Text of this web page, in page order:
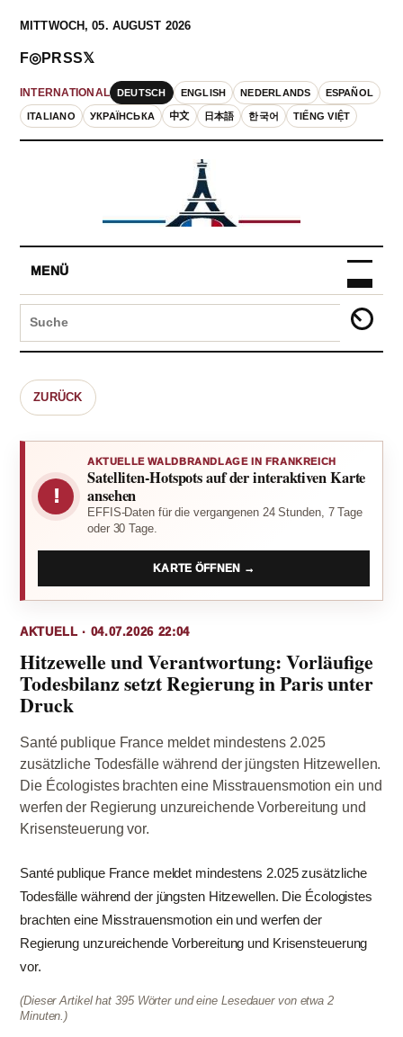
MITTWOCH, 05. AUGUST 2026
INTERNATIONAL DEUTSCH ENGLISH NEDERLANDS ESPAÑOL
ITALIANO УКРАЇНСЬКА 中文 日本語 한국어 TIẾNG VIỆT
F◎PRSS𝕏
MENÜ
ZURÜCK
!
AKTUELLE WALDBRANDLAGE IN FRANKREICH
Satelliten-Hotspots auf der interaktiven Karte
ansehen
EFFIS-Daten für die vergangenen 24 Stunden, 7 Tage
oder 30 Tage.
KARTE ÖFFNEN →
AKTUELL · 04.07.2026 22:04
Hitzewelle und Verantwortung: Vorläufige
Todesbilanz setzt Regierung in Paris unter
Druck
Santé publique France meldet mindestens 2.025
zusätzliche Todesfälle während der jüngsten Hitzewellen.
Die Écologistes brachten eine Misstrauensmotion ein und
werfen der Regierung unzureichende Vorbereitung und
Krisensteuerung vor.
Santé publique France meldet mindestens 2.025 zusätzliche
Todesfälle während der jüngsten Hitzewellen. Die Écologistes
brachten eine Misstrauensmotion ein und werfen der
Regierung unzureichende Vorbereitung und Krisensteuerung
vor.
(Dieser Artikel hat 395 Wörter und eine Lesedauer von etwa 2
Minuten.)